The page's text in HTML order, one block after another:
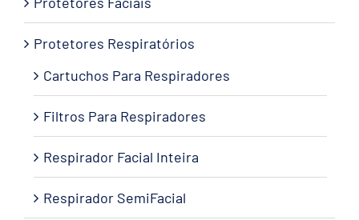
Protetores Respiratórios
Cartuchos Para Respiradores
Filtros Para Respiradores
Respirador Facial Inteira
Respirador SemiFacial